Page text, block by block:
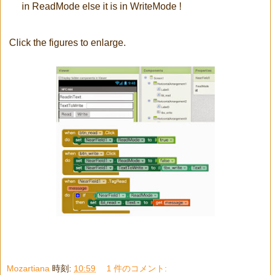
in ReadMode else it is in WriteMode !
Click the figures to enlarge.
Mozartiana 時刻: 10:59 1 件のコメント: